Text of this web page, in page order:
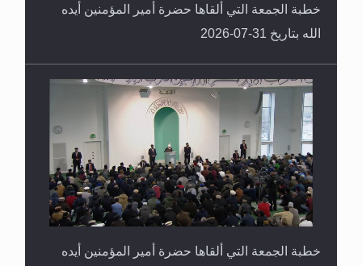
خطبة الجمعة التي ألقاها حضرة أمير المؤمنين أيده
الله بتاريخ 31-07-2026
خطبة الجمعة التي ألقاها حضرة أمير المؤمنين أيده